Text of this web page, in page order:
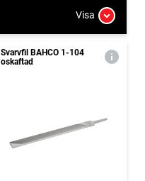
Visa
Svarvfil BAHCO 1-104
oskaftad